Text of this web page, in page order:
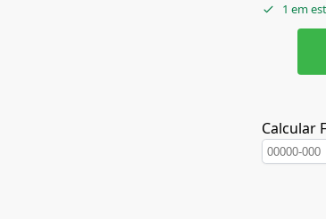
1 em
Calcular